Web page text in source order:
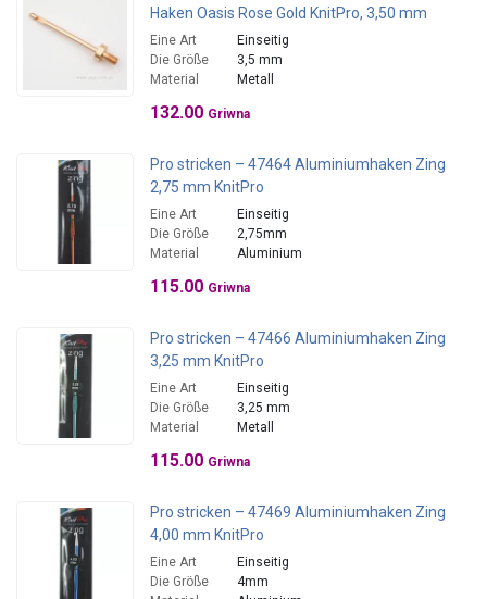
Haken Oasis Rose Gold KnitPro, 3,50 mm
Eine Art
Einseitig
Die Größe
3,5 mm
Material
Metall
132.00 Griwna
Pro stricken – 47464 Aluminiumhaken Zing
2,75 mm KnitPro
Eine Art
Einseitig
Die Größe
2,75mm
Material
Aluminium
115.00 Griwna
Pro stricken – 47466 Aluminiumhaken Zing
3,25 mm KnitPro
Eine Art
Einseitig
Die Größe
3,25 mm
Material
Metall
115.00 Griwna
Pro stricken – 47469 Aluminiumhaken Zing
4,00 mm KnitPro
Eine Art
Einseitig
Die Größe
4mm